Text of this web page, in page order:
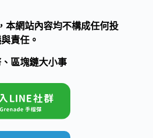
本網站內容均不構成任何投
責任。
區塊鏈大小事